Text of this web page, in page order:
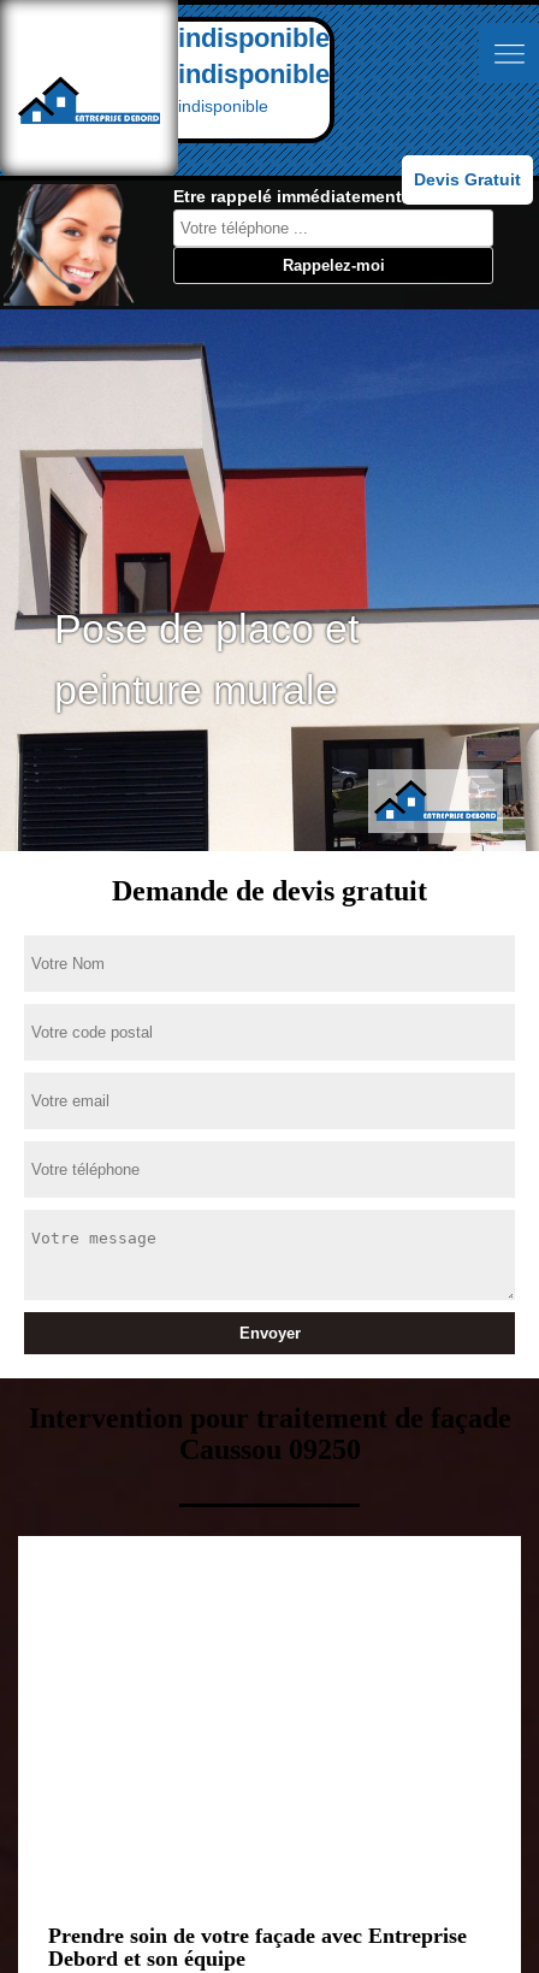
indisponible
indisponible
indisponible
Devis Gratuit
Etre rappelé immédiatement:
Pose de placo et
peinture murale
Demande de devis gratuit
Intervention pour traitement de façade
Caussou 09250
Prendre soin de votre façade avec Entreprise
Debord et son équipe